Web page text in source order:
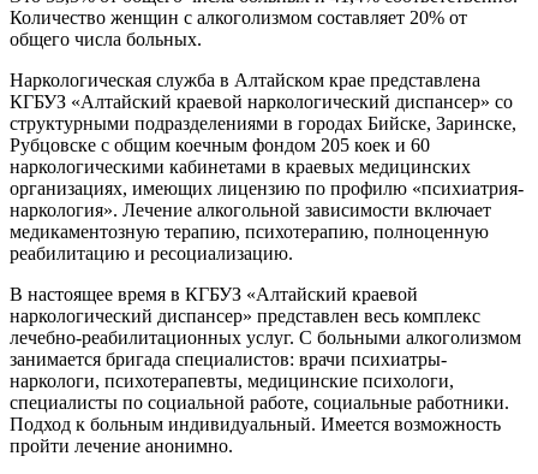
Количество женщин с алкоголизмом составляет 20% от
общего числа больных.
Наркологическая служба в Алтайском крае представлена
КГБУЗ «Алтайский краевой наркологический диспансер» со
структурными подразделениями в городах Бийске, Заринске,
Рубцовске с общим коечным фондом 205 коек и 60
наркологическими кабинетами в краевых медицинских
организациях, имеющих лицензию по профилю «психиатрия-
наркология». Лечение алкогольной зависимости включает
медикаментозную терапию, психотерапию, полноценную
реабилитацию и ресоциализацию.
В настоящее время в КГБУЗ «Алтайский краевой
наркологический диспансер» представлен весь комплекс
лечебно-реабилитационных услуг. С больными алкоголизмом
занимается бригада специалистов: врачи психиатры-
наркологи, психотерапевты, медицинские психологи,
специалисты по социальной работе, социальные работники.
Подход к больным индивидуальный. Имеется возможность
пройти лечение анонимно.